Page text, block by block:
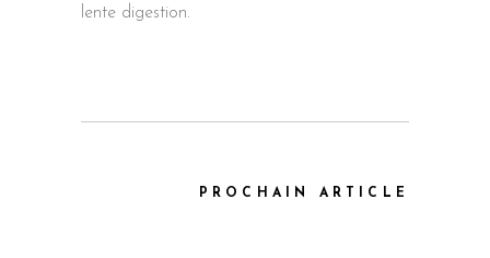
lente digestion.
PROCHAIN ARTICLE